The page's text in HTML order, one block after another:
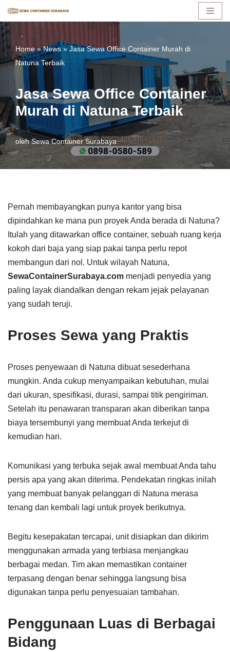
Lompat
konten
Home»News » Jasa Sewa Office Container Murah di
Natuna Terbaik
Jasa Sewa Office Container
Murah di Natuna Terbaik
olehSewa Container Surabaya
Pernah membayangkan punya kantor yang bisa
dipindahkan ke mana pun proyek Anda berada di Natuna?
Itulah yang ditawarkan office container, sebuah ruang kerja
kokoh dari baja yang siap pakai tanpa perlu repot
membangun dari nol. Untuk wilayah Natuna,
SewaContainerSurabaya.com menjadi penyedia yang
paling layak diandalkan dengan rekam jejak pelayanan
yang sudah teruji.
Proses Sewa yang Praktis
Proses penyewaan di Natuna dibuat sesederhana
mungkin. Anda cukup menyampaikan kebutuhan, mulai
dari ukuran, spesifikasi, durasi, sampai titik pengiriman.
Setelah itu penawaran transparan akan diberikan tanpa
biaya tersembunyi yang membuat Anda terkejut di
kemudian hari.
Komunikasi yang terbuka sejak awal membuat Anda tahu
persis apa yang akan diterima. Pendekatan ringkas inilah
yang membuat banyak pelanggan di Natuna merasa
tenang dan kembali lagi untuk proyek berikutnya.
Begitu kesepakatan tercapai, unit disiapkan dan dikirim
menggunakan armada yang terbiasa menjangkau
berbagai medan. Tim akan memastikan container
terpasang dengan benar sehingga langsung bisa
digunakan tanpa perlu penyesuaian tambahan.
Penggunaan Luas di Berbagai
Bidang